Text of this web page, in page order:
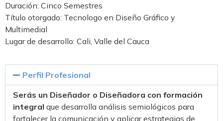
Duración: Cinco Semestres
Título otorgado: Tecnologo en Diseño Gráfico y
Multimedial
Lugar de desarrollo: Cali, Valle del Cauca
Perfil Profesional
Serás un Diseñador o Diseñadora con formación
integral que desarrolla análisis semiológicos para
fortalecer la comunicación y aplicar estrategias de